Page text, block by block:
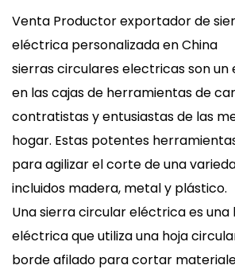
Venta Productor exportador de
eléctrica personalizada en China
sierras circulares electricasson un
en las cajas de herramientas de
contratistas y entusiastas de las
hogar. Estas potentes
para agilizar el corte de una
incluidos madera, metal y plástico.
Una sierra circular eléctrica es
eléctrica que utiliza una hoja
borde afilado para cortar